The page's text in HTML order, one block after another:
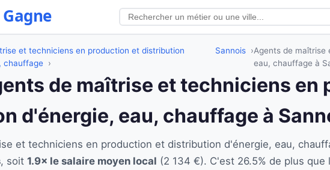
et techniciens en production et distribution
chauffage
Sannois
Agents de
eau, chauffage à
de maîtrise et techniciens en
d'énergie, eau, chauffage à
et techniciens en production et distribution d'énergie, eau,
, soit 1.9× le salaire moyen local (2 134 €). C'est 26.5% de plus